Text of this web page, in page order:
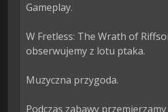
Gameplay.
W Fretless: The Wrath of
obserwujemy z lotu ptaka.
Muzyczna przygoda.
Podczas zabawy